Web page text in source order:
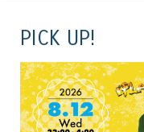
PICK UP!